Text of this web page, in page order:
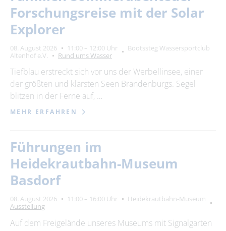
Forschungsreise mit der Solar
Explorer
08. August 2026 11:00 – 12:00 Uhr
Bootssteg Wassersportclub
Altenhof e.V.
Rund ums Wasser
Tiefblau erstreckt sich vor uns der Werbellinsee, einer
der größten und klarsten Seen Brandenburgs. Segel
blitzen in der Ferne auf, …
MEHR ERFAHREN
Führungen im
Heidekrautbahn-Museum
Basdorf
08. August 2026 11:00 – 16:00 Uhr
Heidekrautbahn-Museum
Ausstellung
Auf dem Freigelände unseres Museums mit Signalgarten